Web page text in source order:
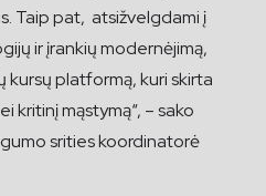
Taip pat, atsižvelgdami į
ir įrankių modernėjimą,
platformą, kuri skirta
kritinį mąstymą“, – sako
srities koordinatorė